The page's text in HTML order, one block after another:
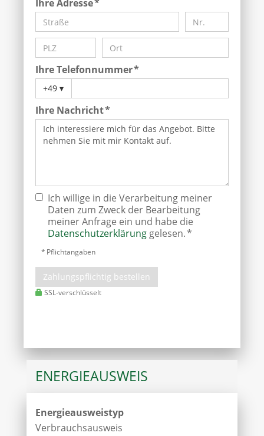
Ihre Adresse *
Ihre Telefonnummer *
+49 ▾
Ihre Nachricht *
Ich willige in die Verarbeitung meiner
Daten zum Zweck der Bearbeitung
meiner Anfrage ein und habe die
Datenschutzerklärunggelesen. *
* Pflichtangaben
Zahlungspflichtig bestellen
SSL-verschlüsselt
ENERGIEAUSWEIS
Energieausweistyp
Verbrauchs­ausweis